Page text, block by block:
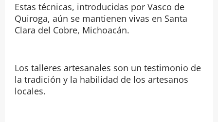
Estas técnicas, introducidas por Vasco de
Quiroga, aún se mantienen vivas en Santa
Clara del Cobre, Michoacán.
Los talleres artesanales son un testimonio de
la tradición y la habilidad de los artesanos
locales.